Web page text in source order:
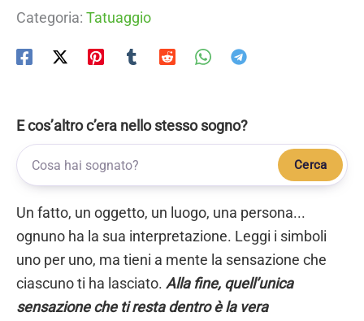
Categoria: Tatuaggio
E cos’altro c’era nello stesso sogno?
Cerca
Un fatto, un oggetto, un luogo, una persona...
ognuno ha la sua interpretazione. Leggi i simboli
uno per uno, ma tieni a mente la sensazione che
ciascuno ti ha lasciato. Alla fine, quell’unica
sensazione che ti resta dentro è la vera